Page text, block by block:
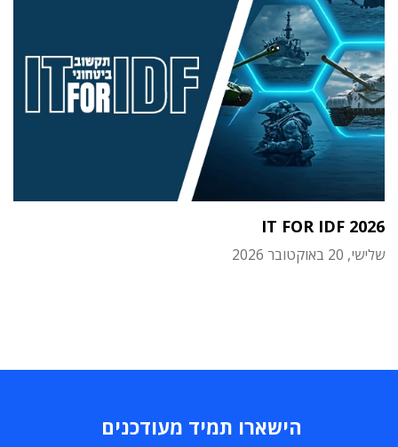
IT FOR IDF 2026
שלישי, 20 באוקטובר 2026
הישארו תמיד מעודכנים